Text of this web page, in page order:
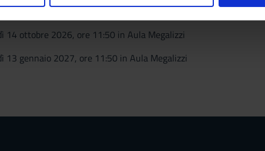
e social media, i quali potrebbero combinarle con altre
dei loro servizi.
14 ottobre 2026, ore 11:50 in Aula Megalizzi
13 gennaio 2027, ore 11:50 in Aula Megalizzi